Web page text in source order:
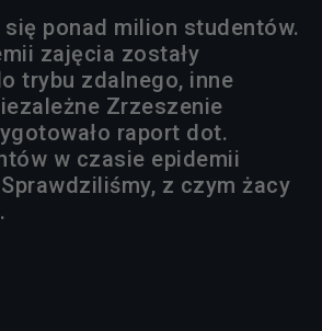
się ponad milion studentów.
zajęcia zostały
trybu zdalnego, inne
Zrzeszenie
raport dot.
w czasie epidemii
z czym żacy